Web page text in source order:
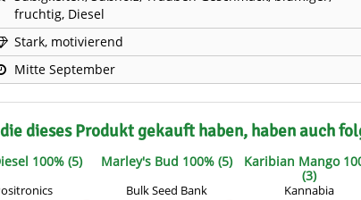
fruchtig, Diesel
Stark, motivierend
Mitte September
dieses Produkt gekauft haben, haben auch
100% (5) Marley's Bud 100% (5)
Bulk Seed Bank
Karibian Mango
(3)
Kannabia